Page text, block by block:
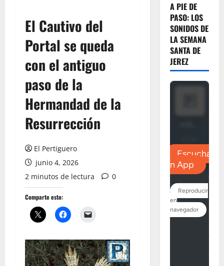
El Cautivo del
Portal se queda
con el antiguo
paso de la
Hermandad de la
Resurrección
El Pertiguero
junio 4, 2026
2 minutos de lectura
0
Comparte esto:
A PIE DE
PASO: LOS
SONIDOS DE
LA SEMANA
SANTA DE
JEREZ